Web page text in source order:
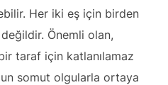
Her iki eş için birden
Önemli olan,
taraf için katlanılamaz
somut olgularla ortaya